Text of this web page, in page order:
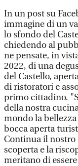
In un post su
immagine di un
lo sfondo del
chiedendo al
ne pensate, in
2022, di una
del Castello,
di ristoratori e
primo cittadino.
della nostra
mondo la
bocca aperta
Continua il
scoperta e la
meritano di